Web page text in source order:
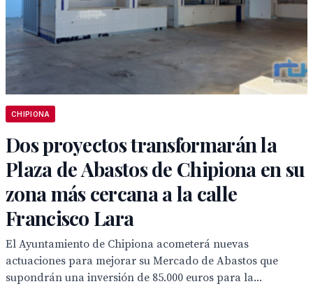
CHIPIONA
Dos proyectos transformarán la
Plaza de Abastos de Chipiona en su
zona más cercana a la calle
Francisco Lara
El Ayuntamiento de Chipiona acometerá nuevas
actuaciones para mejorar su Mercado de Abastos que
supondrán una inversión de 85.000 euros para la...